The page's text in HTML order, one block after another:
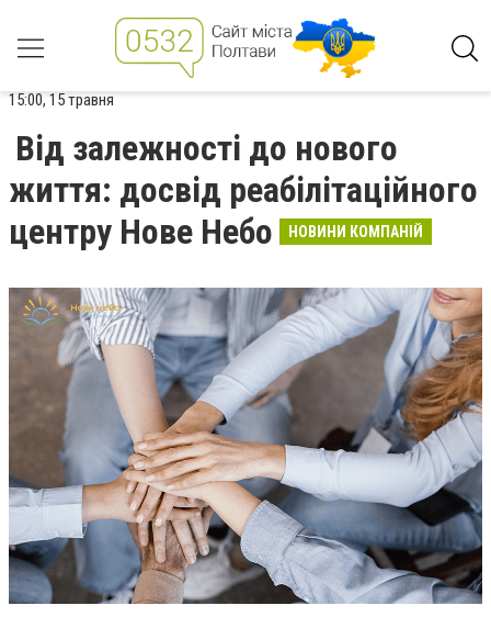
15:00, 15 травня
Від залежності до нового
життя: досвід реабілітаційного
центру Нове Небо
НОВИНИ КОМПАНІЙ